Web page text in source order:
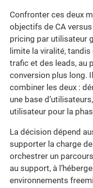
Confronter ces deux
objectifs de CA
pricing par utilisateur
limite la viralité,
trafic et des leads, au
conversion plus long.
combiner les deux :
une base
utilisateur pour la
La décision dépend
supporter la charge
orchestrer un
au support, à
environnements